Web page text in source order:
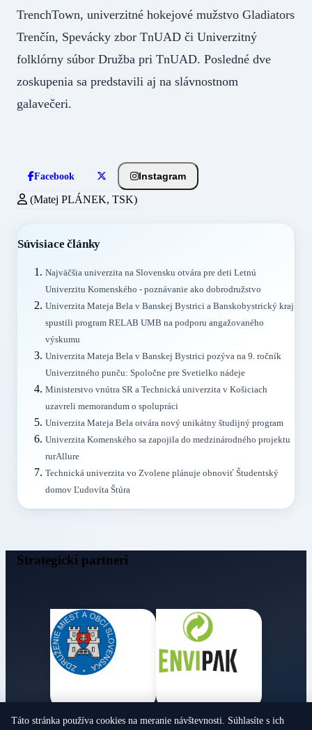
TrenchTown, univerzitné hokejové mužstvo Gladiators
Trenčín, Spevácky zbor TnUAD či Univerzitný
folklórny súbor Družba pri TnUAD. Posledné dve
zoskupenia sa predstavili aj na slávnostnom
galavečeri.
Facebook Instagram
(Matej PLÁNEK, TSK)
Súvisiace články
Najväčšia univerzita na Slovensku otvára pre deti Letnú
Univerzitu Komenského - poznávanie ako dobrodružstvo
Univerzita Mateja Bela v Banskej Bystrici a Banskobystrický kraj
spustili program RELAB UMB na podporu angažovaného
výskumu
Univerzita Mateja Bela v Banskej Bystrici pozýva na 9. ročník
Univerzitného punču: Spoločne pre Svetielko nádeje
Ministerstvo vnútra SR a Technická univerzita v Košiciach
uzavreli memorandum o spolupráci
Univerzita Mateja Bela otvára nový unikátny študijný program
Univerzita Komenského sa zapojila do medzinárodného projektu
rurAllure
Technická univerzita vo Zvolene plánuje obnoviť Študentský
domov Ľudovíta Štúra
Strategickí partneri
Táto stránka používa cookies na meranie návštevnosti. Súhlasíte s ich